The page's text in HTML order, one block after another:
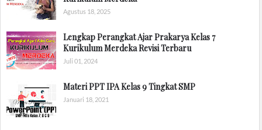
Agustus 18, 2025
Lengkap Perangkat Ajar Prakarya Kelas 7
Kurikulum Merdeka Revisi Terbaru
Juli 01, 2024
Materi PPT IPA Kelas 9 Tingkat SMP
Januari 18, 2021